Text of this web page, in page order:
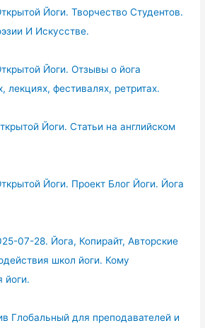
Йоги. Творчество Студентов.
И Искусстве.
Йоги. Отзывы о йога
лекциях, фестивалях, ретритах.
Йоги. Статьи на английском
Йоги. Проект Блог Йоги. Йога
07-28. Йога, Копирайт, Авторские
школ йоги. Кому
йоги.
Глобальный для преподавателей и